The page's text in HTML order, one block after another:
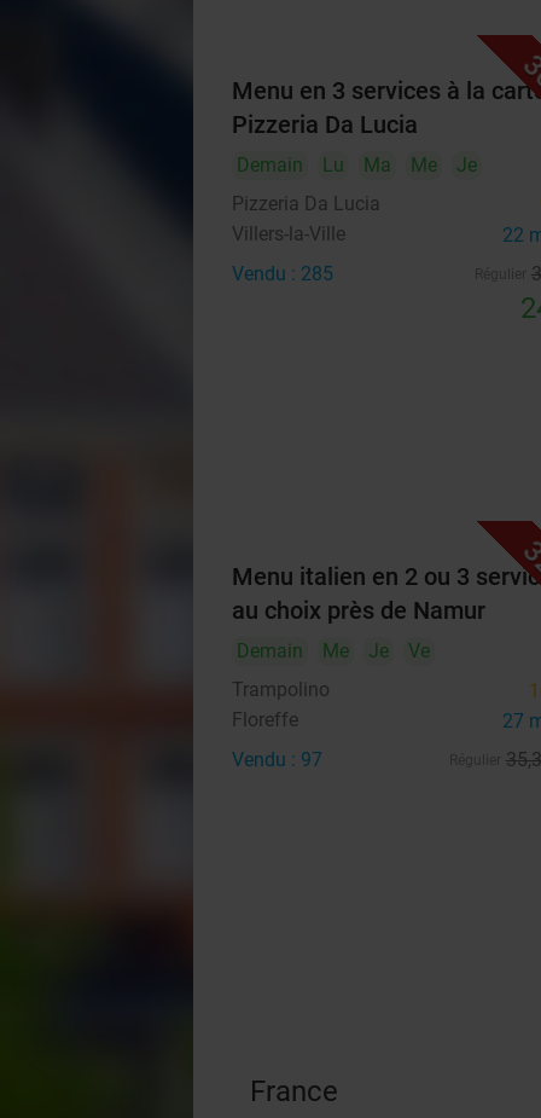
Menu en 3 services à la
Pizzeria Da Lucia
Demain Lu Ma Me
Je
Pizzeria Da Lucia
Villers-la-Ville 22
Vendu : 285
Menu italien en 2 ou 3
au choix près de Namur
Demain Me Je
Ve
Trampolino
Floreffe 27
Vendu : 97 35
France